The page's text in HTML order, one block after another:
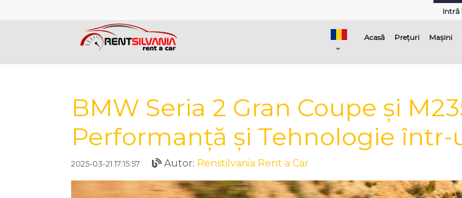
Intră
Acasă(current)
Prețuri Mașini
BMW Seria 2 Gran Coupe și
Performanță și Tehnologie
2025-03-21 17:15:57 Autor: Renstilvania Rent a Car